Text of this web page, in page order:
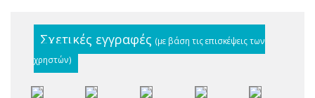
Σχετικές εγγραφές (με βάση τις επισκέψεις των
χρηστών)